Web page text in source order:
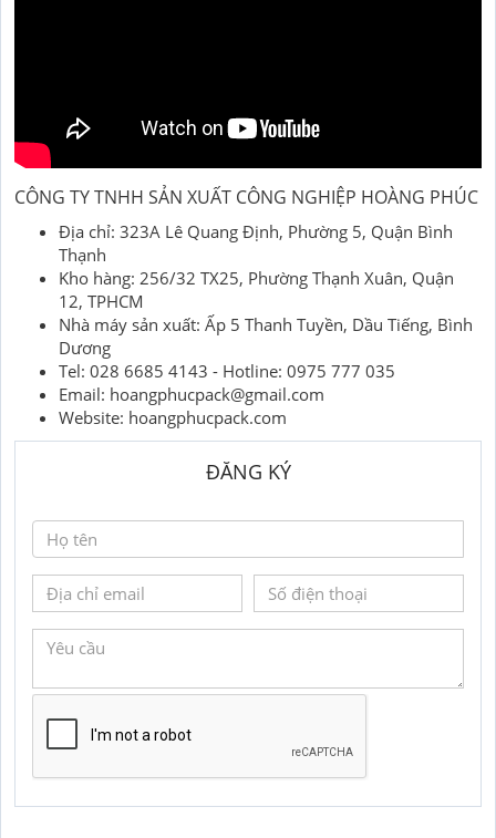
CÔNG TY TNHH SẢN XUẤT CÔNG NGHIỆP HOÀNG PHÚC
Địa chỉ: 323A Lê Quang Định, Phường 5, Quận Bình
Thạnh
Kho hàng: 256/32 TX25, Phường Thạnh Xuân, Quận
12, TPHCM
Nhà máy sản xuất: Ấp 5 Thanh Tuyền, Dầu Tiếng, Bình
Dương
Tel: 028 6685 4143 - Hotline: 0975 777 035
Email: hoangphucpack@gmail.com
Website: hoangphucpack.com
ĐĂNG KÝ
GỬI YÊU CẦU